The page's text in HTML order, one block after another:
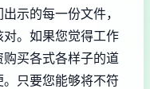
示的每一份文件，
。如果您觉得工作
买各式各样子的道
只要您能够将不符